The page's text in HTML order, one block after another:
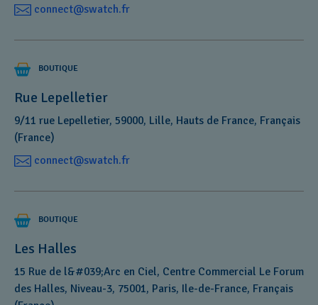
connect@swatch.fr
BOUTIQUE
Rue Lepelletier
9/11 rue Lepelletier, 59000, Lille, Hauts de France, Français
(France)
connect@swatch.fr
BOUTIQUE
Les Halles
15 Rue de l&#039;Arc en Ciel, Centre Commercial Le Forum
des Halles, Niveau-3, 75001, Paris, Ile-de-France, Français